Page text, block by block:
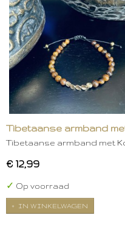
Tibetaanse armband
Tibetaanse armband met
€ 12,99
✓ Op voorraad
IN WINKELWAGEN